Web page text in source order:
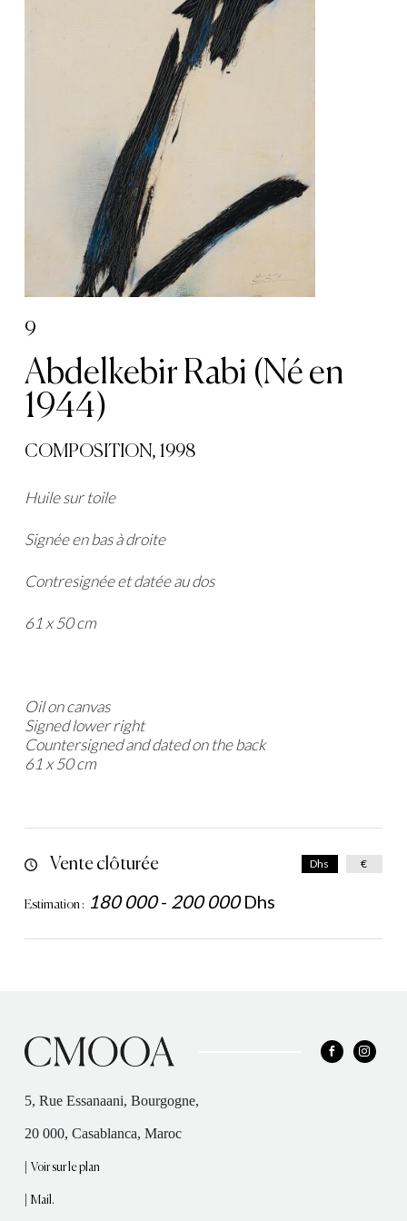
9
Abdelkebir Rabi (Né en
1944)
COMPOSITION, 1998
Huile sur toile
Signée en bas à droite
Contresignée et datée au dos
61 x 50 cm
Oil on canvas
Signed lower right
Countersigned and dated on the back
61 x 50 cm
Vente clôturée
Estimation : 180 000- 200 000 Dhs
Dhs €
5, Rue Essanaani, Bourgogne,
20 000, Casablanca, Maroc
|Voir sur le plan
|Mail.